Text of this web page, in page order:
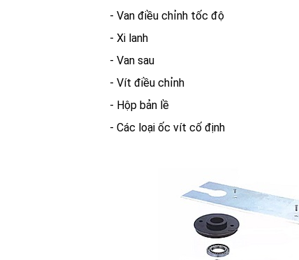
- Van điều chỉnh tốc độ
- Xi lanh
- Van sau
- Vít điều chỉnh
- Hộp bản lề
- Các loại ốc vít cố định